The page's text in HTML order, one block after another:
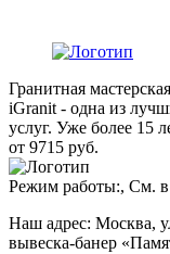
Гранитная
iGranit - одна из
услуг. Уже более 15
от 9715 руб.
Режим работы:, См. в
Наш адрес: Москва,
вывеска-банер